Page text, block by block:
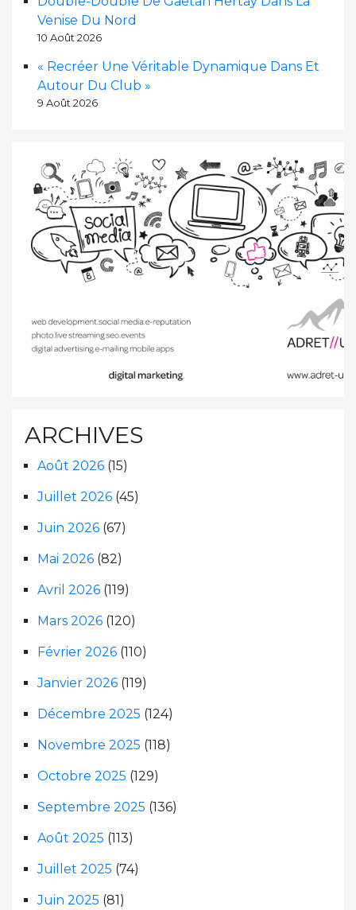
Venise Du Nord
10 Août 2026
« Recréer Une Véritable Dynamique Dans Et
Autour Du Club »
9 Août 2026
ARCHIVES
Août 2026 (15)
Juillet 2026 (45)
Juin 2026 (67)
Mai 2026 (82)
Avril 2026 (119)
Mars 2026 (120)
Février 2026 (110)
Janvier 2026 (119)
Décembre 2025 (124)
Novembre 2025 (118)
Octobre 2025 (129)
Septembre 2025 (136)
Août 2025 (113)
Juillet 2025 (74)
Juin 2025 (81)